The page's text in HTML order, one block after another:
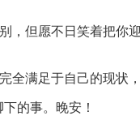
，但愿不日笑着把你
全满足于自己的现状
的事。晚安！